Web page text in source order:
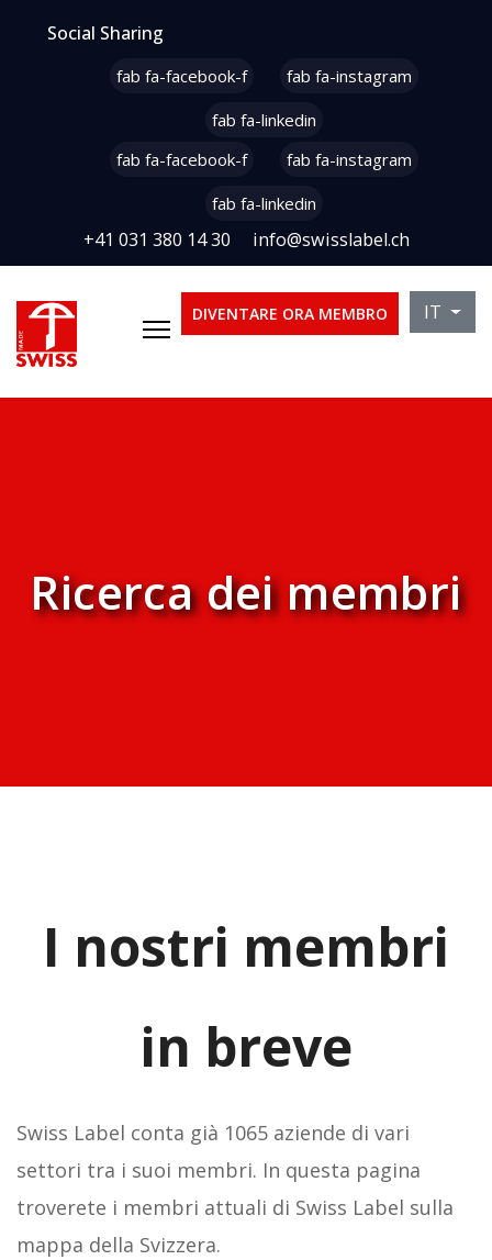
Social Sharing
fab fa-facebook-f
fab fa-instagram
fab fa-linkedin
fab fa-facebook-f
fab fa-instagram
fab fa-linkedin
+41 031 380 14 30 info@swisslabel.ch
DIVENTARE ORA MEMBRO IT
Ricerca dei membri
I nostri membri
in breve
Swiss Label conta già 1065 aziende di vari
settori tra i suoi membri. In questa pagina
troverete i membri attuali di Swiss Label sulla
mappa della Svizzera.